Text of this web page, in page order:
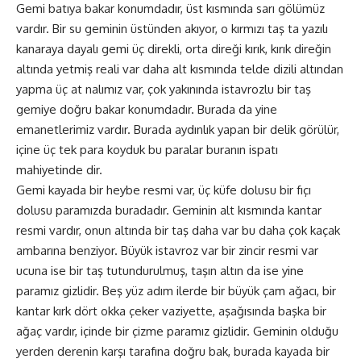
Gemi batıya bakar konumdadır, üst kısmında sarı gölümüz
vardır. Bir su geminin üstünden akıyor, o kırmızı taş ta yazılı
kanaraya dayalı gemi üç direkli, orta direği kırık, kırık direğin
altında yetmiş reali var daha alt kısmında telde dizili altından
yapma üç at nalımız var, çok yakınında istavrozlu bir taş
gemiye doğru bakar konumdadır. Burada da yine
emanetlerimiz vardır. Burada aydınlık yapan bir delik görülür,
içine üç tek para koyduk bu paralar buranın ispatı
mahiyetinde dir.
Gemi kayada bir heybe resmi var, üç küfe dolusu bir fıçı
dolusu paramızda buradadır. Geminin alt kısmında kantar
resmi vardır, onun altında bir taş daha var bu daha çok kaçak
ambarına benziyor. Büyük istavroz var bir zincir resmi var
ucuna ise bir taş tutundurulmuş, taşın altın da ise yine
paramız gizlidir. Beş yüz adım ilerde bir büyük çam ağacı, bir
kantar kırk dört okka çeker vaziyette, aşağısında başka bir
ağaç vardır, içinde bir çizme paramız gizlidir. Geminin olduğu
yerden derenin karşı tarafına doğru bak, burada kayada bir